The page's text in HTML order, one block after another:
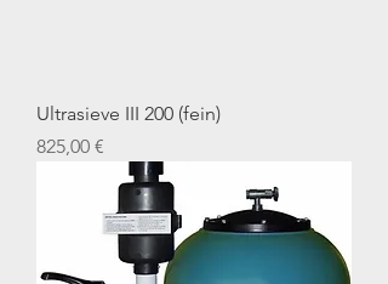
Ultrasieve III 200 (fein)
Preis
825,00 €